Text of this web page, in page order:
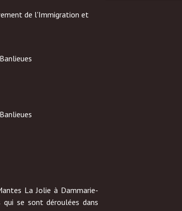
de l'Immigration et
La Jolie à Dammarie-
se sont déroulées dans